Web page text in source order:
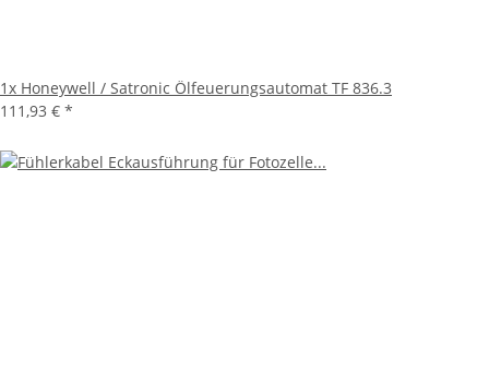
1x Honeywell / Satronic Ölfeuerungsautomat TF 836.3
111,93 € *